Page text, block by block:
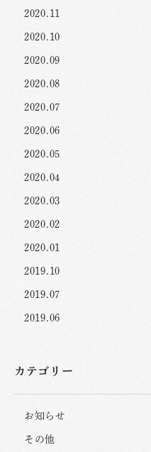
2020.11
2020.10
2020.09
2020.08
2020.07
2020.06
2020.05
2020.04
2020.03
2020.02
2020.01
2019.10
2019.07
2019.06
カテゴリー
お知らせ
その他